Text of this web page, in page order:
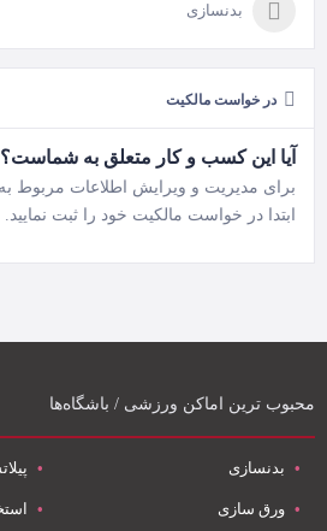
بدنسازی
در خواست مالکیت
آیا این کسب و کار متعلق به شماست؟
برای مدیریت و ویرایش اطلاعات مربوط
ابتدا در خواست مالکیت خود را ثبت نمایید.
محبوب ترین اماکن ورزشی / باشگاه‌ها
بدنسازی
ورق سازی